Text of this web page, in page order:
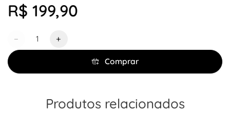
R$ 199,90
− +
Comprar
Produtos relacionados